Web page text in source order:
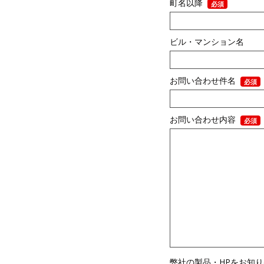
町名以降
ビル・マンション名
お問い合わせ件名
お問い合わせ内容